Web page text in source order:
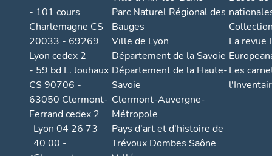
l
s
s
m
n
t
- 101 cours
Charlemagne CS
20033 - 69269
Lyon cedex 2
- 59 bd L. Jouhaux
CS 90706 -
63050 Clermont-
Ferrand cedex 2
Lyon 04 26 73
40 00 -
Parc Naturel Régional des
Bauges
Ville de Lyon
Département de la Savoie
Département de la Haute-
Savoie
Clermont-Auvergne-
Métropole
Pays d’art et d’histoire de
Trévoux Dombes Saône
La revue
Les